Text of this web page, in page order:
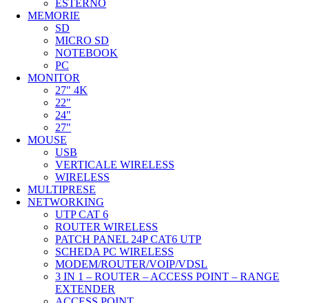
ESTERNO
MEMORIE
SD
MICRO SD
NOTEBOOK
PC
MONITOR
27" 4K
22"
24"
27"
MOUSE
USB
VERTICALE WIRELESS
WIRELESS
MULTIPRESE
NETWORKING
UTP CAT 6
ROUTER WIRELESS
PATCH PANEL 24P CAT6 UTP
SCHEDA PC WIRELESS
MODEM/ROUTER/VOIP/VDSL
3 IN 1 – ROUTER – ACCESS POINT – RANGE
EXTENDER